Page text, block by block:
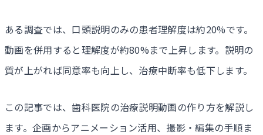
ある調査では、口頭説明のみの患者理解度は約20%です。
動画を併用すると理解度が約80%まで上昇します。説明の
質が上がれば同意率も向上し、治療中断率も低下します。
この記事では、歯科医院の治療説明動画の作り方を解説し
ます。企画からアニメーション活用、撮影・編集の手順ま